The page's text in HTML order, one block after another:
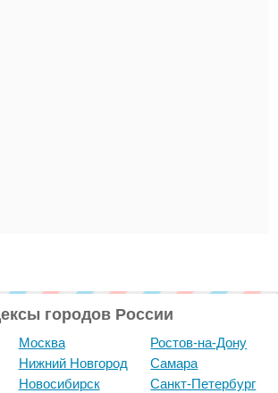
городов России
Москва
Нижний Новгород
Новосибирск
Ростов-на-Дону
Самара
Санкт-Петербург